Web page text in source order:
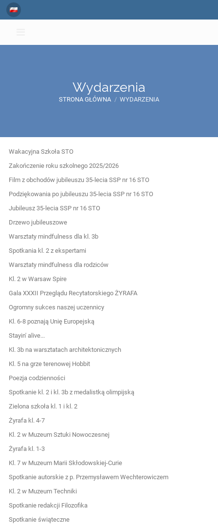
Wydarzenia
STRONA GŁÓWNA / WYDARZENIA
Wydarzenia
Wakacyjna Szkoła STO
Zakończenie roku szkolnego 2025/2026
Film z obchodów jubileuszu 35-lecia SSP nr 16 STO
Podziękowania po jubileuszu 35-lecia SSP nr 16 STO
Jubileusz 35-lecia SSP nr 16 STO
Drzewo jubileuszowe
Warsztaty mindfulness dla kl. 3b
Spotkania kl. 2 z ekspertami
Warsztaty mindfulness dla rodziców
Kl. 2 w Warsaw Spire
Gala XXXII Przeglądu Recytatorskiego ŻYRAFA
Ogromny sukces naszej uczennicy
Kl. 6-8 poznają Unię Europejską
Stayin' alive...
Kl. 3b na warsztatach architektonicznych
Kl. 5 na grze terenowej Hobbit
Poezja codzienności
Spotkanie kl. 2 i kl. 3b z medalistką olimpijską
Zielona szkoła kl. 1 i kl. 2
Żyrafa kl. 4-7
Kl. 2 w Muzeum Sztuki Nowoczesnej
Żyrafa kl. 1-3
Kl. 7 w Muzeum Marii Skłodowskiej-Curie
Spotkanie autorskie z p. Przemysławem Wechterowiczem
Kl. 2 w Muzeum Techniki
Spotkanie redakcji Filozofika
Spotkanie świąteczne